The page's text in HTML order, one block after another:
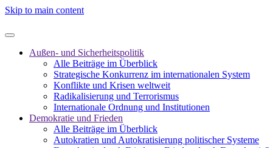
Skip to main content
Außen- und Sicherheitspolitik
Alle Beiträge im Überblick
Strategische Konkurrenz im internationalen System
Konflikte und Krisen weltweit
Radikalisierung und Terrorismus
Internationale Ordnung und Institutionen
Demokratie und Frieden
Alle Beiträge im Überblick
Autokratien und Autokratisierung politischer Systeme